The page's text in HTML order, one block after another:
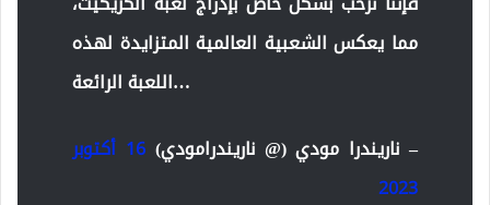
مما يعكس الشعبية العالمية المتزايدة لهذه
اللعبة الرائعة…
– ناريندرا مودي (@ ناريندرامودي)
16 أكتوبر
2023